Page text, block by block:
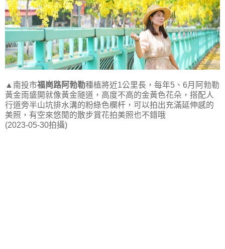
▲南投市福崗路阿勃勒種植將近1公里長，每年5、6月阿勃勒
黃金雨盛開就像黃金隧道，高度不高的金黃色花朵，搭配人
行道旁半山坑排水溝的粉綠色欄杆，可以拍出充滿延伸感的
美照，有空來悠閒的散步賞花拍美照也不錯哦
(2023-05-30拍攝)